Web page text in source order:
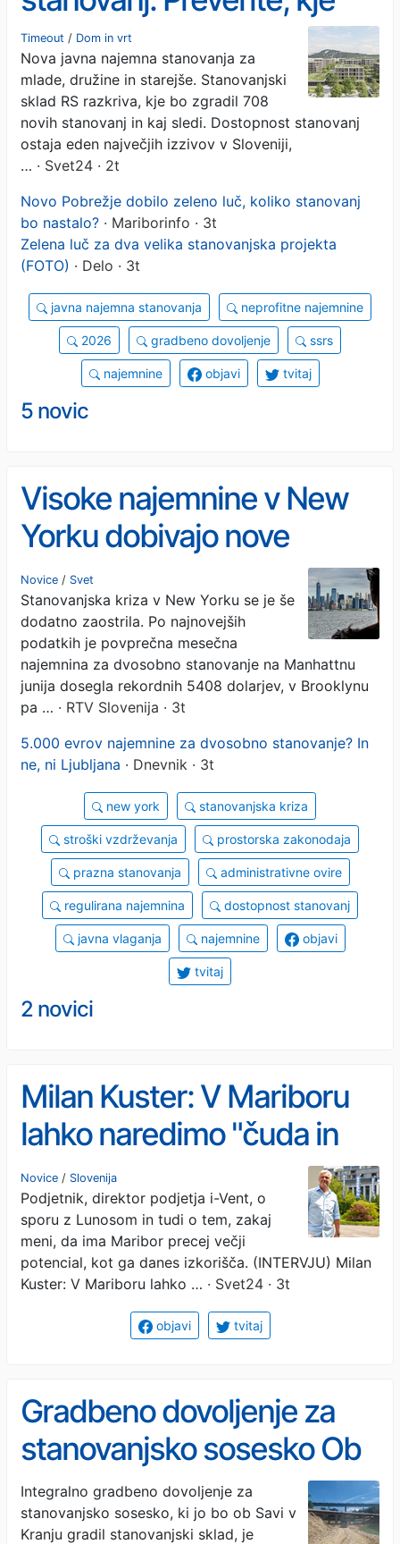
Timeout / Dom in vrt
Nova javna najemna stanovanja za
mlade, družine in starejše. Stanovanjski
sklad RS razkriva, kje bo zgradil 708
novih stanovanj in kaj sledi. Dostopnost stanovanj
ostaja eden največjih izzivov v Sloveniji,
… · Svet24 · 2t
Novo Pobrežje dobilo zeleno luč, koliko stanovanj
bo nastalo? · Mariborinfo · 3t
Zelena luč za dva velika stanovanjska projekta
(FOTO) · Delo · 3t
javna najemna stanovanja neprofitne najemnine
2026 gradbeno dovoljenje ssrs
najemnine objavi tvitaj
5 novic
Visoke najemnine v New
Yorku dobivajo nove
razsežnosti
Novice / Svet
Stanovanjska kriza v New Yorku se je še
dodatno zaostrila. Po najnovejših
podatkih je povprečna mesečna
najemnina za dvosobno stanovanje na Manhattnu
junija dosegla rekordnih 5408 dolarjev, v Brooklynu
pa … · RTV Slovenija · 3t
5.000 evrov najemnine za dvosobno stanovanje? In
ne, ni Ljubljana · Dnevnik · 3t
new york stanovanjska kriza
stroški vzdrževanja prostorska zakonodaja
prazna stanovanja administrativne ovire
regulirana najemnina dostopnost stanovanj
javna vlaganja najemnine objavi
tvitaj
2 novici
Milan Kuster: V Mariboru
lahko naredimo "čuda in
pol"
Novice / Slovenija
Podjetnik, direktor podjetja i-Vent, o
sporu z Lunosom in tudi o tem, zakaj
meni, da ima Maribor precej večji
potencial, kot ga danes izkorišča. (INTERVJU) Milan
Kuster: V Mariboru lahko … · Svet24 · 3t
objavi tvitaj
Gradbeno dovoljenje za
stanovanjsko sosesko Ob
Savi v Kranju
pravnomočno
Integralno gradbeno dovoljenje za
stanovanjsko sosesko, ki jo bo ob Savi v
Kranju gradil stanovanjski sklad, je